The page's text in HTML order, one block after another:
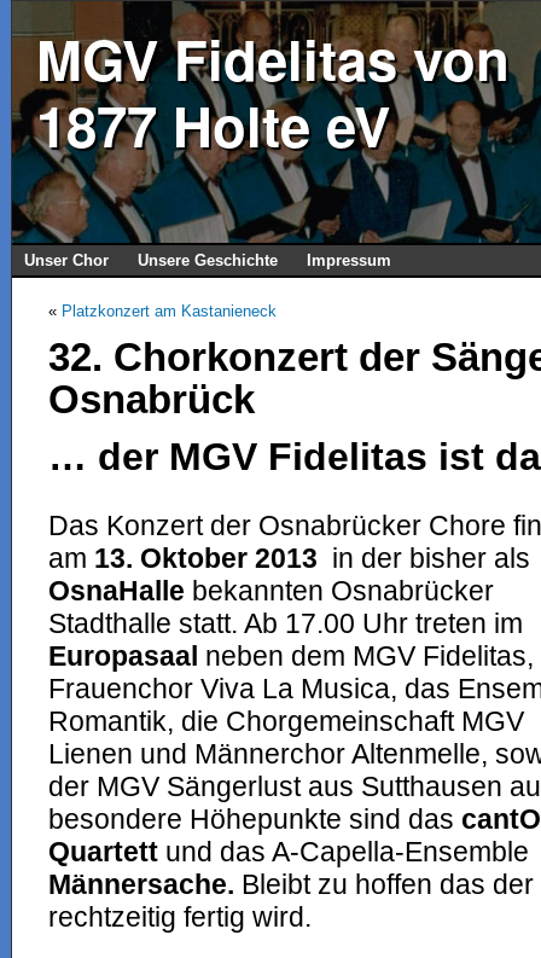
MGV Fidelitas von
1877 Holte eV
Unser Chor Unsere Geschichte Impressum
« Platzkonzert am Kastanieneck
32. Chorkonzert der
Osnabrück
… der MGV Fidelitas ist
Das Konzert der Osnabrücker Chore
am 13. Oktober 2013 in der bisher als
OsnaHalle bekannten Osnabrücker
Stadthalle statt. Ab 17.00 Uhr treten im
Europasaal neben dem MGV Fidelitas,
Frauenchor Viva La Musica, das
Romantik, die Chorgemeinschaft MGV
Lienen und Männerchor Altenmelle,
der MGV Sängerlust aus Sutthausen
besondere Höhepunkte sind das
Quartett und das A-Capella-Ensemble
Männersache. Bleibt zu hoffen das
rechtzeitig fertig wird.